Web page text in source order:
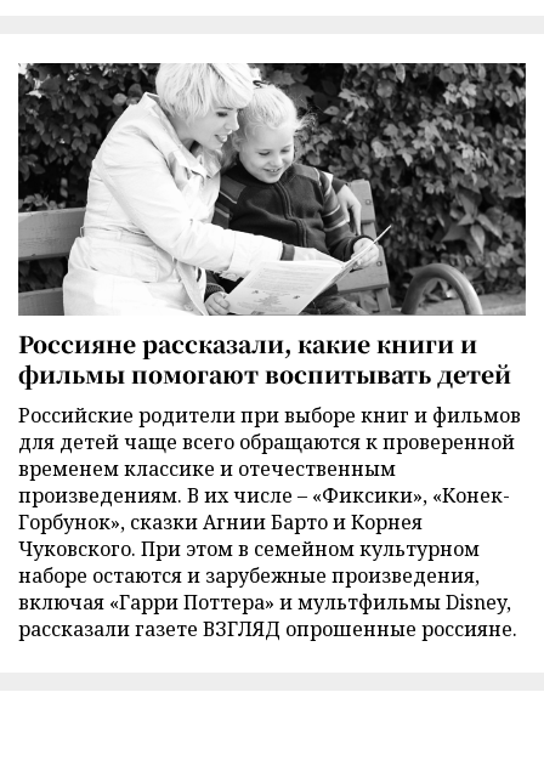
Россияне рассказали, какие книги и
фильмы помогают воспитывать детей
Российские родители при выборе книг и фильмов
для детей чаще всего обращаются к проверенной
временем классике и отечественным
произведениям. В их числе – «Фиксики», «Конек-
Горбунок», сказки Агнии Барто и Корнея
Чуковского. При этом в семейном культурном
наборе остаются и зарубежные произведения,
включая «Гарри Поттера» и мультфильмы Disney,
рассказали газете ВЗГЛЯД опрошенные россияне.